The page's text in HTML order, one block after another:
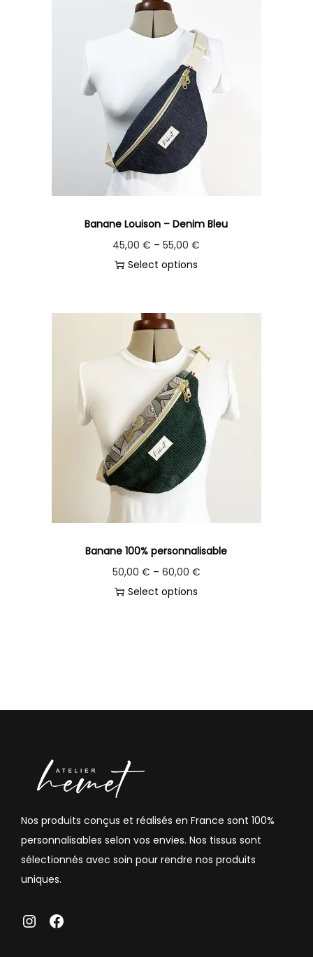
Banane Louison – Denim Bleu
45,00€ –55,00€
Select options
Banane 100% personnalisable
50,00 € – 60,00 €
Select options
Nos produits conçus et réalisés en France sont 100%
personnalisables selon vos envies. Nos tissus sont
sélectionnés avec soin pour rendre nos produits
uniques.
atelierhemet Facebook